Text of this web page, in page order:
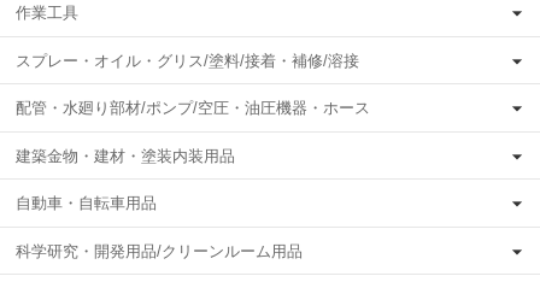
作業工具
スプレー・オイル・グリス/塗料/接着・補修/溶接
配管・水廻り部材/ポンプ/空圧・油圧機器・ホース
建築金物・建材・塗装内装用品
自動車・自転車用品
科学研究・開発用品/クリーンルーム用品